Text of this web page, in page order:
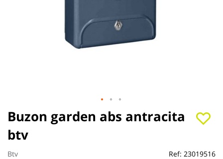
Buzon garden abs antracita
btv
Btv Ref: 23019516
Saltar
al
comienzo
de
la